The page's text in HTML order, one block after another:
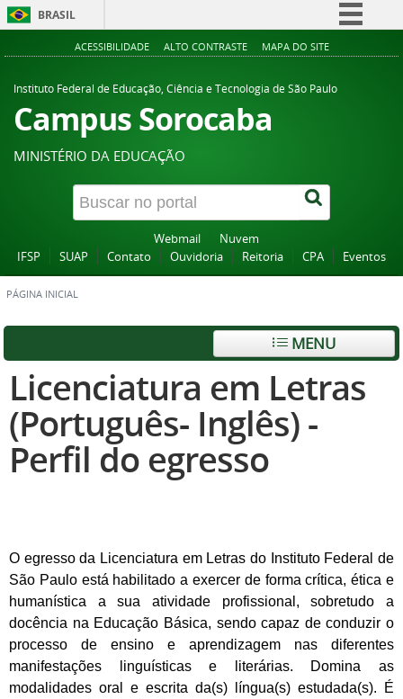
BRASIL
Simplifique!
Acesso à informação
Canais
ACESSIBILIDADE ALTO CONTRASTE MAPA DO SITE
Instituto Federal de Educação, Ciência e Tecnologia de São Paulo
Campus Sorocaba
MINISTÉRIO DA EDUCAÇÃO
Webmail
Nuvem
IFSP
SUAP Contato Ouvidoria Reitoria CPA Eventos
PÁGINA INICIAL
MENU
Licenciatura em Letras
(Português- Inglês) -
Perfil do egresso
O egresso da Licenciatura em Letras do Instituto Federal de
São Paulo está habilitado a exercer de forma crítica, ética e
humanística a sua atividade profissional, sobretudo a
docência na Educação Básica, sendo capaz de conduzir o
processo de ensino e aprendizagem nas diferentes
manifestações linguísticas e literárias. Domina as
modalidades oral e escrita da(s) língua(s) estudada(s). É